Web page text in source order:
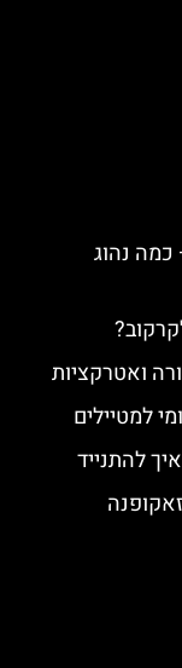
כמה נהוג
ואטרקציות
למטיילים
להתנייד